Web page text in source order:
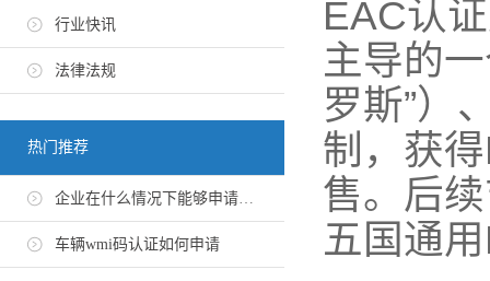
行业快讯
法律法规
热门推荐
企业在什么情况下能够申请EN 10204-3.1证书
车辆wmi码认证如何申请
EAC认
主导的
罗斯”）
制，获
售。后
五国通